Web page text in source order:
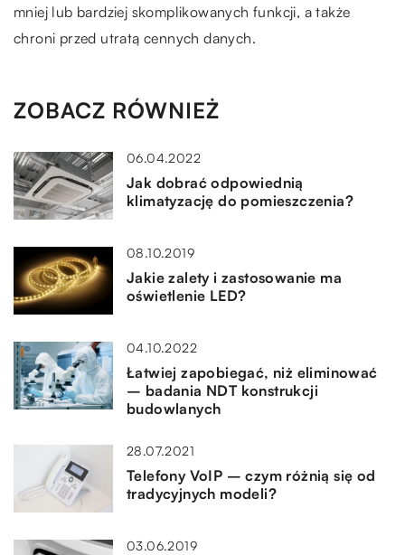
mniej lub bardziej skomplikowanych funkcji, a także
chroni przed utratą cennych danych.
ZOBACZ RÓWNIEŻ
06.04.2022
Jak dobrać odpowiednią
klimatyzację do pomieszczenia?
08.10.2019
Jakie zalety i zastosowanie ma
oświetlenie LED?
04.10.2022
Łatwiej zapobiegać, niż eliminować
– badania NDT konstrukcji
budowlanych
28.07.2021
Telefony VoIP – czym różnią się od
tradycyjnych modeli?
03.06.2019